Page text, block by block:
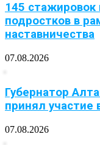
145 стажировок
подростков в
наставничества
07.08.2026
Губернатор
принял участие
07.08.2026